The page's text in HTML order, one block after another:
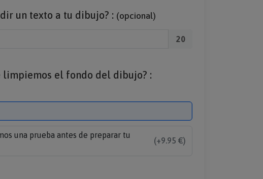
un texto a tu dibujo? : (opcional)
20
limpiemos el fondo del dibujo? :
una prueba antes de preparar tu
(+9.95 €)